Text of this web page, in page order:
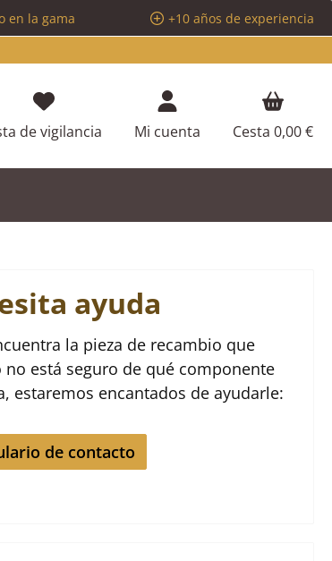
en la gama
+10 años de experiencia
de vigilancia Tienes 0 artículos en tu lista de
Mi cuenta Cesta 0,00 €
ayuda
la pieza de recambio que
no está seguro de qué componente
estaremos encantados de ayudarle:
de contacto